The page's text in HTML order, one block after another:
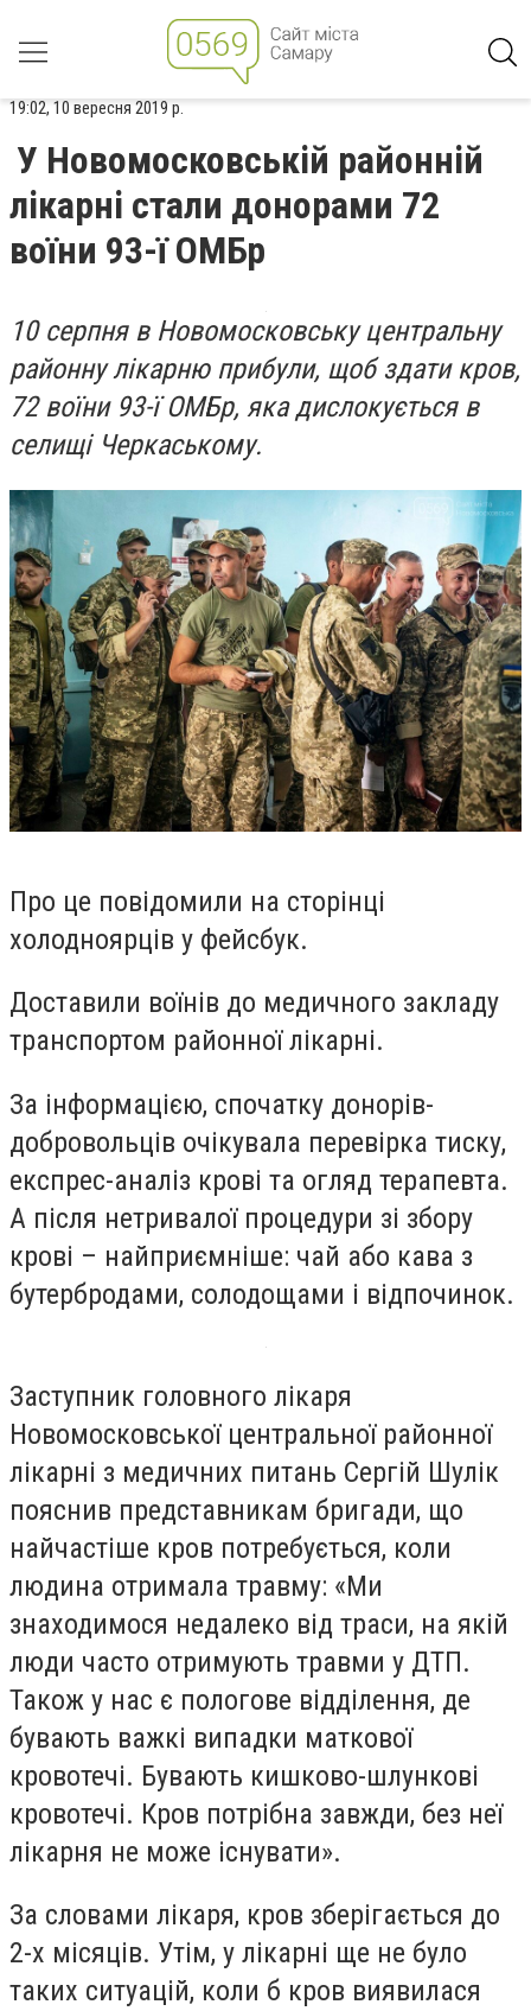
19:02, 10 вересня 2019 р.
У Новомосковській районній
лікарні стали донорами 72
воїни 93-ї ОМБр
10 серпня в Новомосковську центральну
районну лікарню прибули, щоб здати кров,
72 воїни 93-ї ОМБр, яка дислокується в
селищі Черкаському.
Про це повідомили на сторінці
холодноярців у фейсбук.
Доставили воїнів до медичного закладу
транспортом районної лікарні.
За інформацією, спочатку донорів-
добровольців очікувала перевірка тиску,
експрес-аналіз крові та огляд терапевта.
А після нетривалої процедури зі збору
крові – найприємніше: чай або кава з
бутербродами, солодощами і відпочинок.
Заступник головного лікаря
Новомосковської центральної районної
лікарні з медичних питань Сергій Шулік
пояснив представникам бригади, що
найчастіше кров потребується, коли
людина отримала травму: «Ми
знаходимося недалеко від траси, на якій
люди часто отримують травми у ДТП.
Також у нас є пологове відділення, де
бувають важкі випадки маткової
кровотечі. Бувають кишково-шлункові
кровотечі. Кров потрібна завжди, без неї
лікарня не може існувати».
За словами лікаря, кров зберігається до
2-х місяців. Утім, у лікарні ще не було
таких ситуацій, коли б кров виявилася